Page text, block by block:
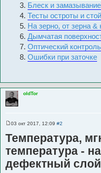
Блеск и
Тесты остроты и
На зерно, от зерна &
Дымчатая
Оптический контроль
Ошибки при заточке
oldTor
о
о
щ
н
и
03 окт 2017, 12:09 #2
Температура,
температура -
дефектный слой